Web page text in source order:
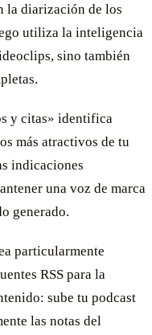
la diarización de los
utiliza la inteligencia
sino también
y citas» identifica
más atractivos de tu
indicaciones
una voz de marca
generado.
particularmente
RSS para la
sube tu podcast
las notas del